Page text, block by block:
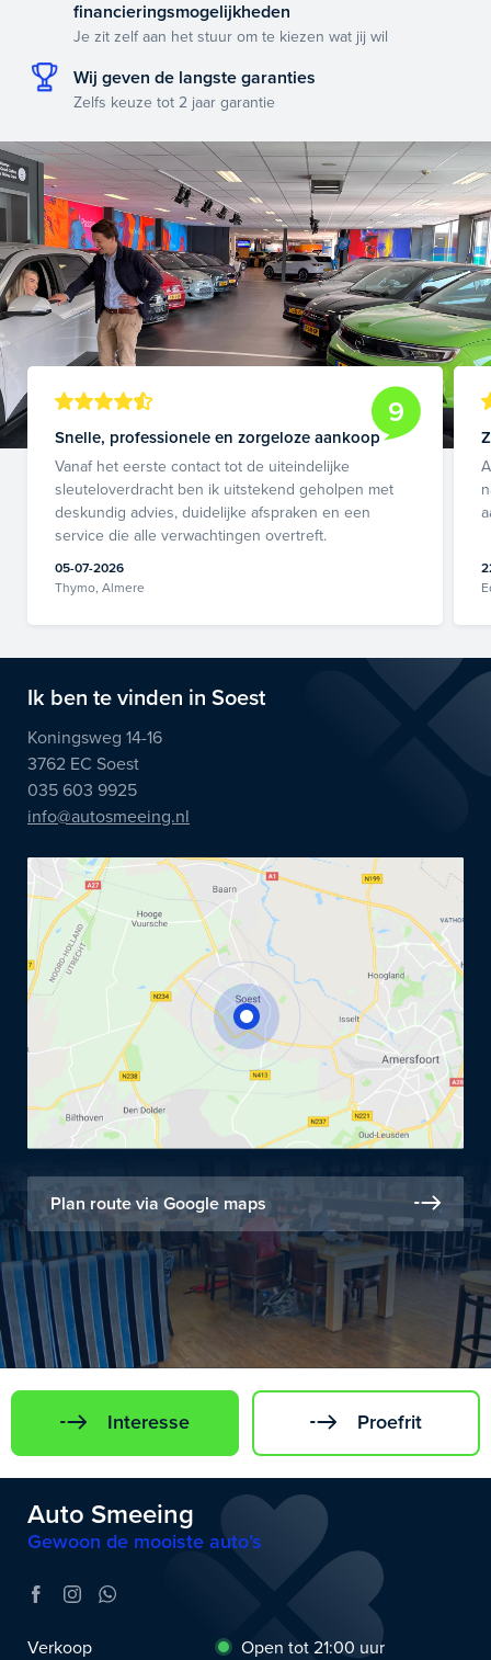
financieringsmogelijkheden
Je zit zelf aan het stuur om te kiezen wat jij wil
Wij geven de langste garanties
Zelfs keuze tot 2 jaar garantie
9
Snelle, professionele en zorgeloze aankoop
Vanaf het eerste contact tot de uiteindelijke
sleuteloverdracht ben ik uitstekend geholpen met
deskundig advies, duidelijke afspraken en een
service die alle verwachtingen overtreft.
05-07-2026
Thymo, Almere
Ik ben te vinden in Soest
Koningsweg 14-16
3762 EC Soest
035 603 9925
info@autosmeeing.nl
Plan route via Google maps
Interesse Proefrit
Auto Smeeing
Gewoon de mooiste auto’s
Verkoop
Open tot 21:00 uur